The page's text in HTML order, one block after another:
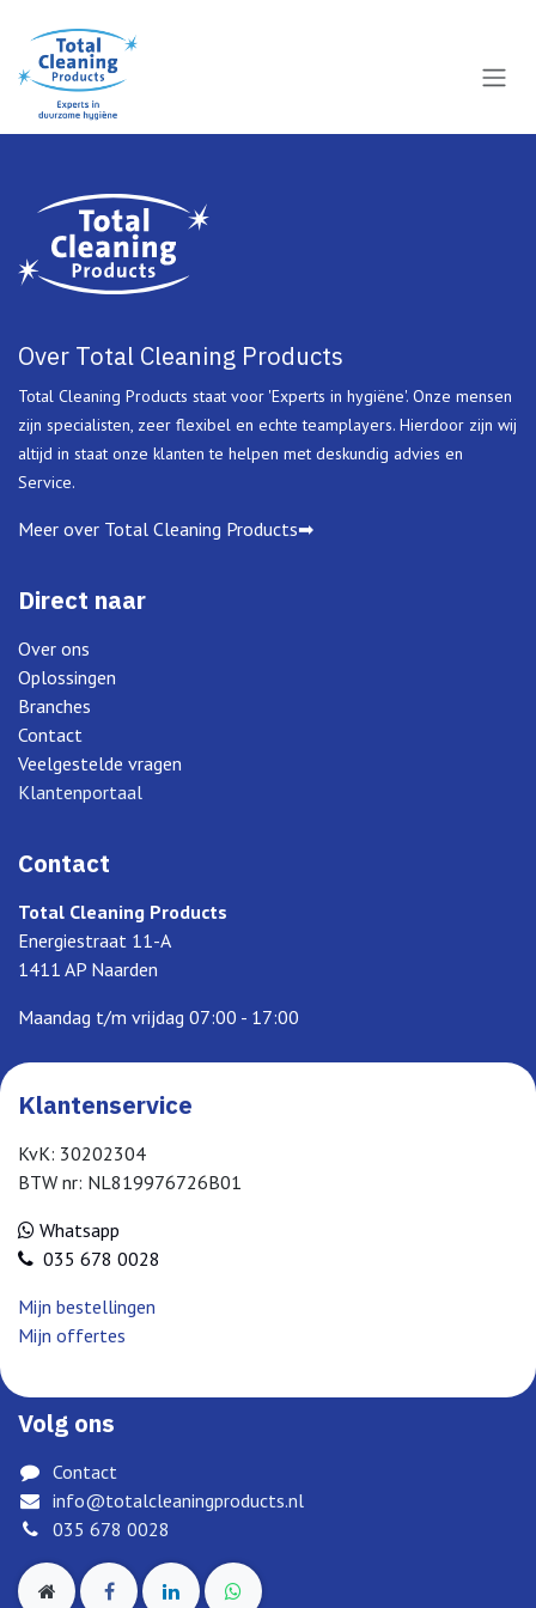
Over Total Cleaning Products
Total Cleaning Products staat voor 'Experts in hygiëne'. Onze mensen
zijn specialisten, zeer flexibel en echte teamplayers. Hierdoor zijn wij
altijd in staat onze klanten te helpen met deskundig advies en
Service.
Meer over Total Cleaning Products➡
Direct naar
Over ons
Oplossingen
Branches
Contact
Veelgestelde vragen
Klantenportaal
Contact
Total Cleaning Products
Energiestraat 11-A
1411 AP Naarden
Maandag t/m vrijdag 07:00 - 17:00
Klantenservice
KvK: 30202304
BTW nr: NL819976726B01
Whatsapp
035 678 0028
Mijn bestellingen
Mijn offertes
Volg ons
Contact
info@totalcleaningproducts.nl
035 678 0028